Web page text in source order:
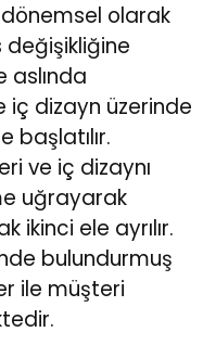
olarak
değişikliğine
aslında
iç dizayn üzerinde
başlatılır.
ve iç dizaynı
uğrayarak
ikinci ele ayrılır.
bulundurmuş
ile müşteri